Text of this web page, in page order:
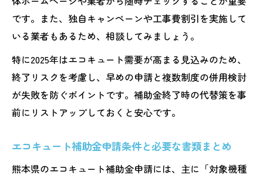
ック
です。また、独自キャンペーンや工事費割引を実施して
いる業者もあるため、相談してみましょう。
特に2025年はエコキュート需要が高まる見込みのため、
終了リスクを考慮し、早めの申請と複数制度の併用検討
が失敗を防ぐポイントです。補助金終了時の代替策を事
前にリストアップしておくと安心です。
エコキュート補助金申請条件と必要な書類まとめ
熊本県のエコキュート補助金申請には、主に「対象機種